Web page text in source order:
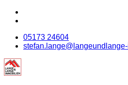
05173 24604